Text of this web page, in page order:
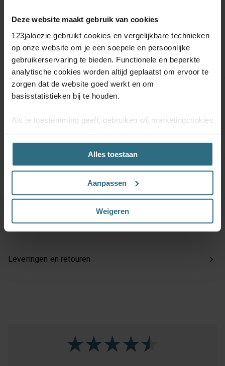
Deze website maakt gebruik van cookies
123jaloezie gebruikt cookies en vergelijkbare technieken
op onze website om je een soepele en persoonlijke
gebruikerservaring te bieden. Functionele en beperkte
analytische cookies worden altijd geplaatst om ervoor te
zorgen dat de website goed werkt en om
basisstatistieken bij te houden.
Als je toestemming geeft, gebruiken wij marketingcookies
(prestatiegerichte marketingcookies) en content op jouw
voorkeuren af te stemmen (advertentie- en
socialmediacookies). Deze cookies kunnen we inzetten
voor advertentie personalisaties. Met deze cookies
kunnen wij en derde partijen uw gedrag op onze website
onze cookie- en privacyverklaring.
we enkel de functionele en beperkte analytische cookies
Alles toestaan
Aanpassen
Weigeren
Meer informatie
Product specificaties
Leveringen en retouren